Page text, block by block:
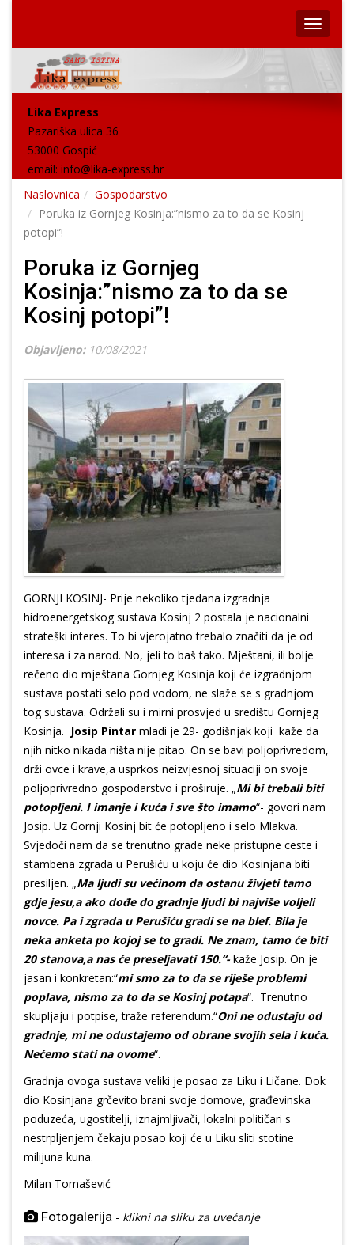
Lika Express
Pazariška ulica 36
53000 Gospić
email: info@lika-express.hr
Naslovnica
Gospodarstvo
Poruka iz Gornjeg Kosinja:”nismo za to da se Kosinj
potopi”!
Poruka iz Gornjeg
Kosinja:”nismo za to da se
Kosinj potopi”!
Objavljeno: 10/08/2021
GORNJI KOSINJ- Prije nekoliko tjedana izgradnja
hidroenergetskog sustava Kosinj 2 postala je nacionalni
strateški interes. To bi vjerojatno trebalo značiti da je od
interesa i za narod. No, jeli to baš tako. Mještani, ili bolje
rečeno dio mještana Gornjeg Kosinja koji će izgradnjom
sustava postati selo pod vodom, ne slaže se s gradnjom
tog sustava. Održali su i mirni prosvjed u središtu Gornjeg
Kosinja. Josip Pintar mladi je 29- godišnjak koji kaže da
njih nitko nikada ništa nije pitao. On se bavi poljoprivredom,
drži ovce i krave,a usprkos neizvjesnoj situaciji on svoje
poljoprivredno gospodarstvo i proširuje. „Mi bi trebali biti
potopljeni. I imanje i kuća i sve što imamo“- govori nam
Josip. Uz Gornji Kosinj bit će potopljeno i selo Mlakva.
Svjedoči nam da se trenutno grade neke pristupne ceste i
stambena zgrada u Perušiću u koju će dio Kosinjana biti
presiljen. „Ma ljudi su većinom da ostanu živjeti tamo
gdje jesu,a ako dođe do gradnje ljudi bi najviše voljeli
novce. Pa i zgrada u Perušiću gradi se na blef. Bila je
neka anketa po kojoj se to gradi. Ne znam, tamo će biti
20 stanova,a nas će preseljavati 150.“-kaže Josip. On je
jasan i konkretan:“mi smo za to da se riješe problemi
poplava, nismo za to da se Kosinj potapa“. Trenutno
skupljaju i potpise, traže referendum.“Oni ne odustaju od
gradnje, mi ne odustajemo od obrane svojih sela i kuća.
Nećemo stati na ovome“.
Gradnja ovoga sustava veliki je posao za Liku i Ličane. Dok
dio Kosinjana grčevito brani svoje domove, građevinska
poduzeća, ugostitelji, iznajmljivači, lokalni političari s
nestrpljenjem čekaju posao koji će u Liku sliti stotine
milijuna kuna.
Milan Tomašević
Fotogalerija - klikni na sliku za uvećanje